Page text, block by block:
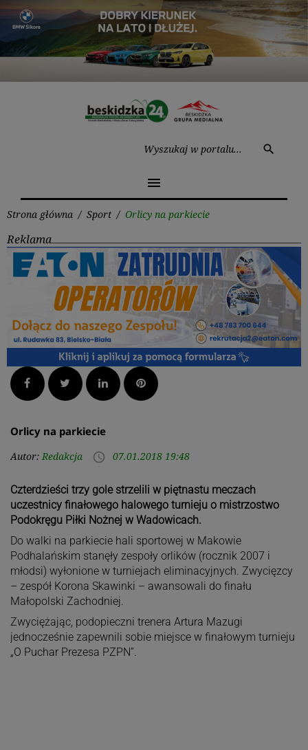
Przejdź
treści
search
menu
Strona główna / Sport / Orlicy na parkiecie
Reklama
Facebook Twitter LinkedInPinterest
Orlicy na parkiecie
Autor: Redakcja access_time 07.01.2018 19:48
Czterdzieści trzy gole strzelili w piętnastu meczach
uczestnicy finałowego halowego turnieju o mistrzostwo
Podokręgu Piłki Nożnej w Wadowicach.
Do walki na parkiecie hali sportowej w Makowie
Podhalańskim stanęły zespoły orlików (rocznik 2007 i
młodsi) wyłonione w turniejach eliminacyjnych. Zwycięzcy
– zespół Korona Skawinki – awansowali do finału
Małopolski Zachodniej.
Zwyciężając, podopieczni trenera Artura Mazugi
jednocześnie zapewnili sobie miejsce w finałowym turnieju
„O Puchar Prezesa PZPN”.